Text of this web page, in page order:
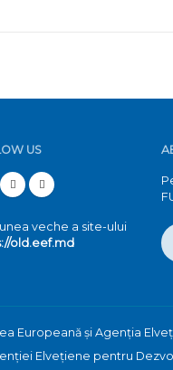
US
veche a site-ului
old.eef.md
Europeană și Agenția
Elvețiene pentru